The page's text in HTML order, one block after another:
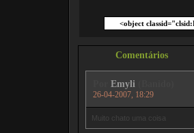
Comentários
Emyli
26-04-2007, 18:29
Muito chato uma coisa